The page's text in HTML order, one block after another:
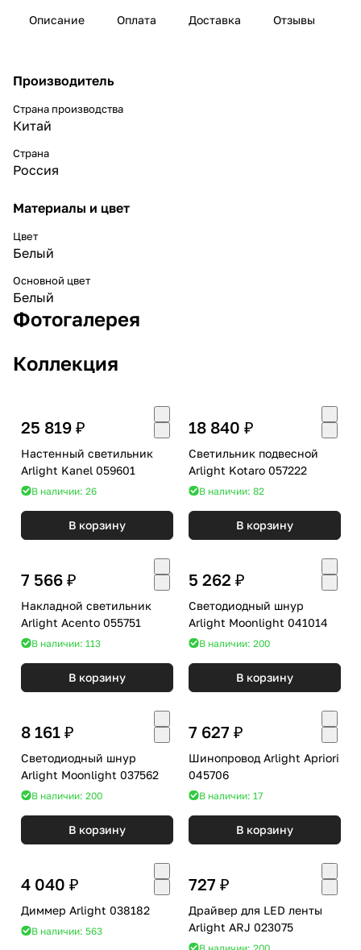
Описание Оплата Доставка Отзывы
Производитель
Страна производства
Китай
Страна
Россия
Материалы и цвет
Цвет
Белый
Основной цвет
Белый
Фотогалерея
Коллекция
25 819 ₽
Настенный светильник
Arlight Kanel 059601
В наличии: 26
В корзину
18 840 ₽
Светильник подвесной
Arlight Kotaro 057222
В наличии: 82
В корзину
7 566 ₽
Накладной светильник
Arlight Acento 055751
В наличии: 113
В корзину
5 262 ₽
Светодиодный шнур
Arlight Moonlight 041014
В наличии: 200
В корзину
8 161 ₽
Светодиодный шнур
Arlight Moonlight 037562
В наличии: 200
В корзину
7 627 ₽
Шинопровод Arlight Apriori
045706
В наличии: 17
В корзину
4 040 ₽
Диммер Arlight 038182
В наличии: 563
727 ₽
Драйвер для LED ленты
Arlight ARJ 023075